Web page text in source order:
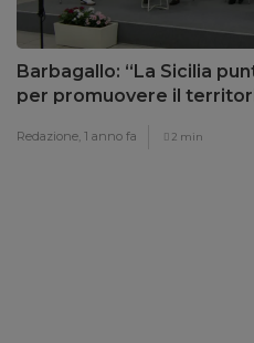
Barbagallo: “La Sicilia
per promuovere il
Redazione, 1 anno fa 2 min